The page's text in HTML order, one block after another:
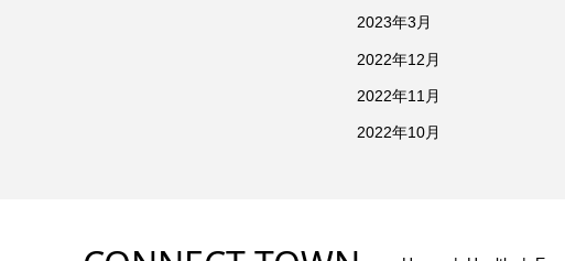
2023年3月
2022年12月
2022年11月
2022年10月